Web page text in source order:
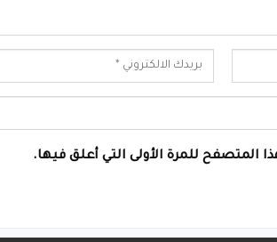
المتصفح للمرة الأولى التي أعلق فيها.